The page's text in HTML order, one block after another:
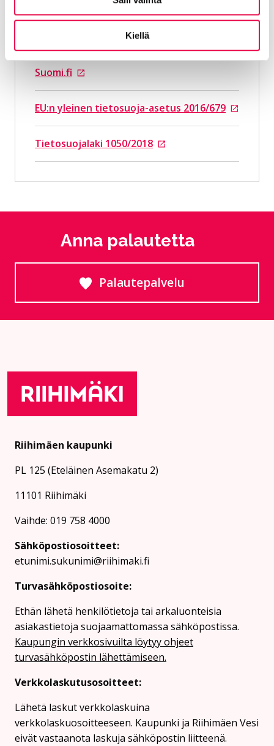
Kiellä
Tietosuojavaltuutetun toimisto
Suomi.fi
Siirtyy ulkoiselle sivustolle
EU:n yleinen tietosuoja-asetus 2016/679
Siirtyy ulkoiselle sivustolle
Tietosuojalaki 1050/2018
Siirtyy ulkoiselle sivustolle
Anna palautetta
Palautepalvelu
Siirtyy ulkoiselle
Riihimäen kaupunki
PL 125 (Eteläinen Asemakatu 2)
11101 Riihimäki
Vaihde: 019 758 4000
Sähköpostiosoitteet:
etunimi.sukunimi@riihimaki.fi
Turvasähköpostiosoite:
Ethän lähetä henkilötietoja tai arkaluonteisia
asiakastietoja suojaamattomassa sähköpostissa.
Kaupungin verkkosivuilta löytyy ohjeet
turvasähköpostin lähettämiseen.
Verkkolaskutusosoitteet:
Lähetä laskut verkkolaskuina
verkkolaskuosoitteeseen. Kaupunki ja Riihimäen Vesi
eivät vastaanota laskuja sähköpostin liitteenä.